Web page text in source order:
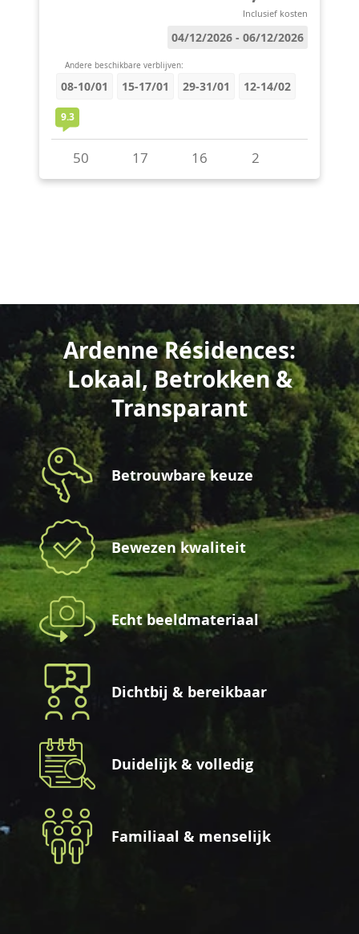
Ardenne Résidences:
Lokaal, Betrokken &
Transparant
Betrouwbare keuze
Bewezen kwaliteit
Echt beeldmateriaal
Dichtbij & bereikbaar
Duidelijk & volledig
Familiaal & menselijk